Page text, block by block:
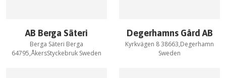
AB Berga Säteri
Berga Säteri Berga
64795,ÅkersStyckebruk Sweden
Degerhamns Gård AB
Kyrkvägen 8 38663,Degerhamn
Sweden